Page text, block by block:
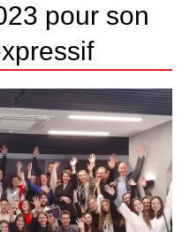
pour son